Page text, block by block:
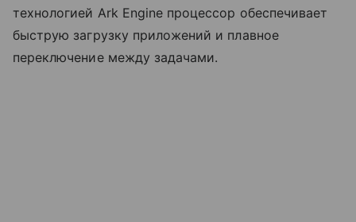
технологией Ark Engine процессор обеспечивает
быструю загрузку приложений и плавное
переключение между задачами.